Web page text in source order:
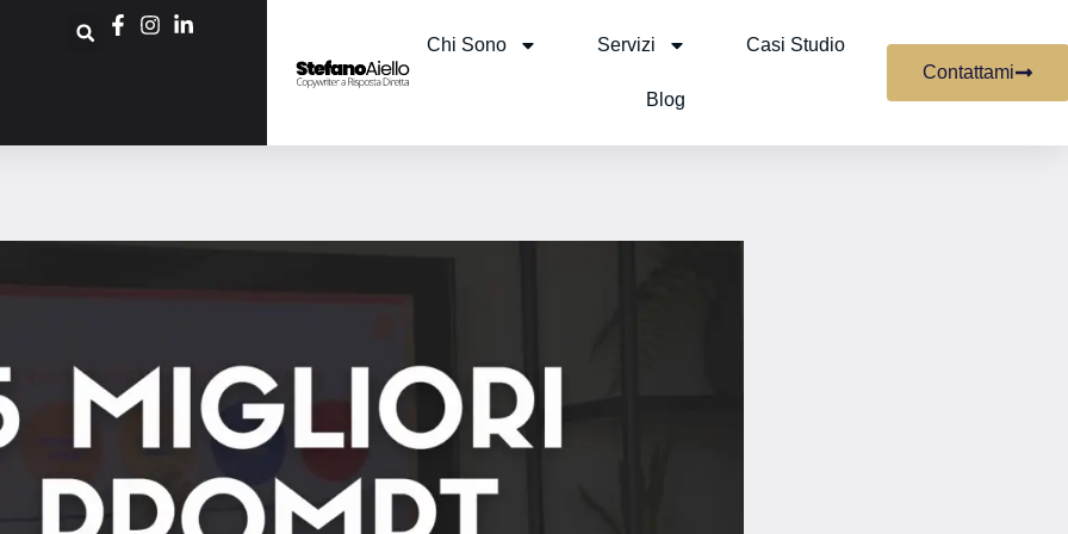
Chi Sono Servizi Casi Studio
Blog
Contattami